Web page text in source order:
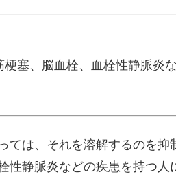
塞、脳血栓、血栓性静脈炎
ては、それを溶解するのを抑
静脈炎などの疾患を持つ人